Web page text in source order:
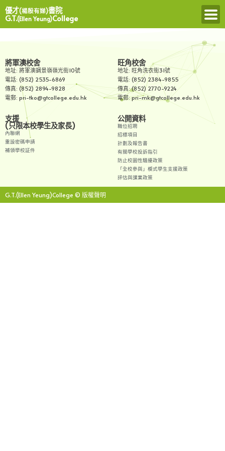
優才(楊殷有娣)書院
G.T.(Ellen Yeung)College
將軍澳校舍
地址: 將軍澳調景嶺嶺光街10號
電話: (852) 2535-6869
傳真: (852) 2894-9828
電郵: pri-tko@gtcollege.edu.hk
旺角校舍
地址: 旺角洗衣街31號
電話: (852) 2384-9855
傳真: (852) 2770-9224
電郵: pri-mk@gtcollege.edu.hk
支援
(只限本校學生及家長)
內聯網
重設密碼申請
補領學校証件
公開資料
職位招聘
招標項目
計劃及報告書
有關學校投訴指引
防止校園性騷擾政策
「全校參與」模式學生支援政策
評估與課業政策
G.T.(Ellen Yeung)College © 版權聲明